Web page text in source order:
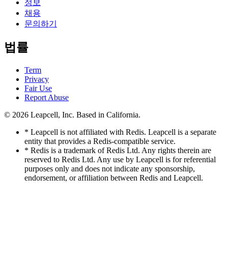
정보
채용
문의하기
법률
Term
Privacy
Fair Use
Report Abuse
© 2026 Leapcell, Inc. Based in California.
* Leapcell is not affiliated with Redis. Leapcell is a separate
entity that provides a Redis-compatible service.
* Redis is a trademark of Redis Ltd. Any rights therein are
reserved to Redis Ltd. Any use by Leapcell is for referential
purposes only and does not indicate any sponsorship,
endorsement, or affiliation between Redis and Leapcell.